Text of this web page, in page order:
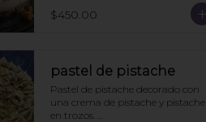
$450.00
pastel de pistache
Pastel de pistache decorado con
una crema de pistache y pistache
en trozos.